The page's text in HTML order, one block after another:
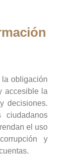
la obligación
accesible la
decisiones.
el uso
y